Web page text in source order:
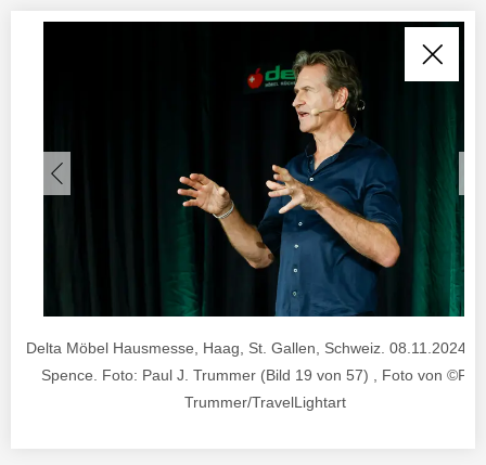
Delta Möbel Hausmesse, Haag, St. Gallen, Schweiz. 08.11.2024.
Spence. Foto: Paul J. Trummer (Bild 19 von 57) , Foto von
Trummer/TravelLightart